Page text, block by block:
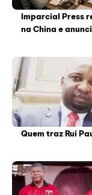
Imparcial Press
na China e
Quem traz Rui